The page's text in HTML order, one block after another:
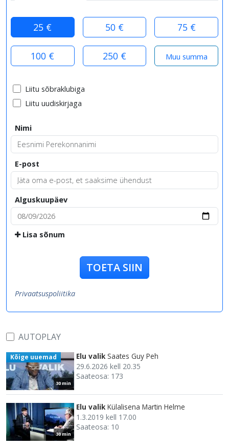
25 € 50 € 75 €
100 € 250 €
Liitu sõbraklubiga
Liitu uudiskirjaga
Nimi
E-post
Alguskuupäev
Lisa sõnum
TOETA SIIN
Privaatsuspoliitika
AUTOPLAY
30 min
Kõige uuemad Elu valik Saates Guy Peh
29.6.2026 kell 20.35
Saateosa: 173
30 min
Elu valik Külalisena Martin Helme
1.3.2019 kell 17.00
Saateosa: 10